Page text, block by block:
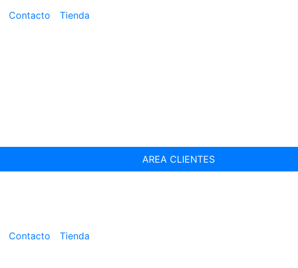
Contacto Tienda
AREA CLIENTES
Contacto Tienda